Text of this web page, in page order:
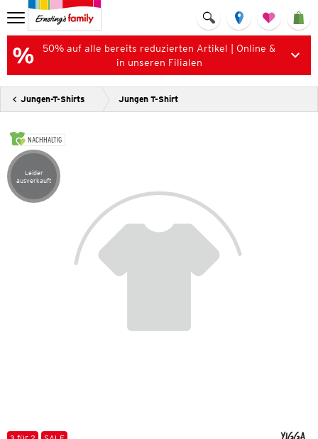
50% auf alle bereits reduzierten Artikel | Online &
in unseren Filialen
Jungen-T-Shirts Jungen T-Shirt
NACHHALTIG
Artikel leider ausverkauft
Leider
ausverkauft